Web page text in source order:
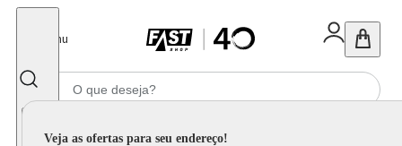
Menu
Veja as ofertas para seu endereço!